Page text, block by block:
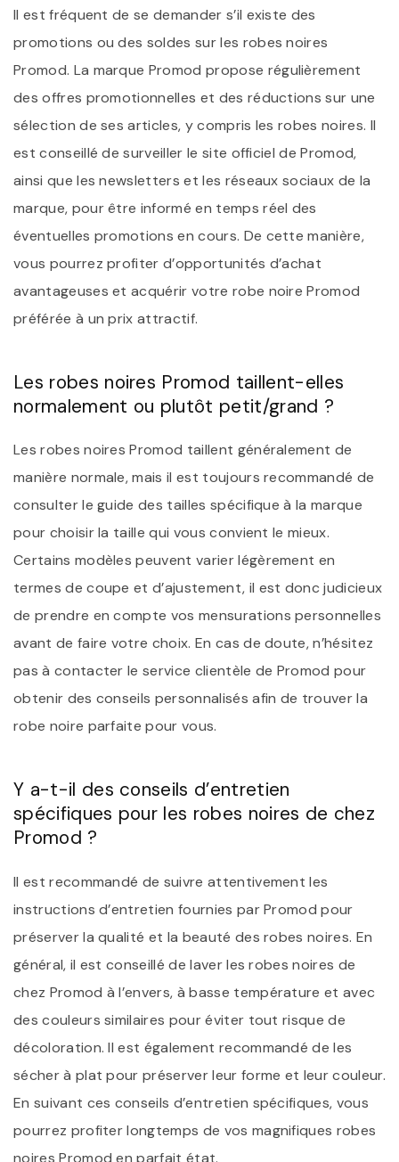
Il est fréquent de se demander s’il existe des
promotions ou des soldes sur les robes noires
Promod. La marque Promod propose régulièrement
des offres promotionnelles et des réductions sur une
sélection de ses articles, y compris les robes noires. Il
est conseillé de surveiller le site officiel de Promod,
ainsi que les newsletters et les réseaux sociaux de la
marque, pour être informé en temps réel des
éventuelles promotions en cours. De cette manière,
vous pourrez profiter d’opportunités d’achat
avantageuses et acquérir votre robe noire Promod
préférée à un prix attractif.
Les robes noires Promod taillent-elles
normalement ou plutôt petit/grand ?
Les robes noires Promod taillent généralement de
manière normale, mais il est toujours recommandé de
consulter le guide des tailles spécifique à la marque
pour choisir la taille qui vous convient le mieux.
Certains modèles peuvent varier légèrement en
termes de coupe et d’ajustement, il est donc judicieux
de prendre en compte vos mensurations personnelles
avant de faire votre choix. En cas de doute, n’hésitez
pas à contacter le service clientèle de Promod pour
obtenir des conseils personnalisés afin de trouver la
robe noire parfaite pour vous.
Y a-t-il des conseils d’entretien
spécifiques pour les robes noires de chez
Promod ?
Il est recommandé de suivre attentivement les
instructions d’entretien fournies par Promod pour
préserver la qualité et la beauté des robes noires. En
général, il est conseillé de laver les robes noires de
chez Promod à l’envers, à basse température et avec
des couleurs similaires pour éviter tout risque de
décoloration. Il est également recommandé de les
sécher à plat pour préserver leur forme et leur couleur.
En suivant ces conseils d’entretien spécifiques, vous
pourrez profiter longtemps de vos magnifiques robes
noires Promod en parfait état.